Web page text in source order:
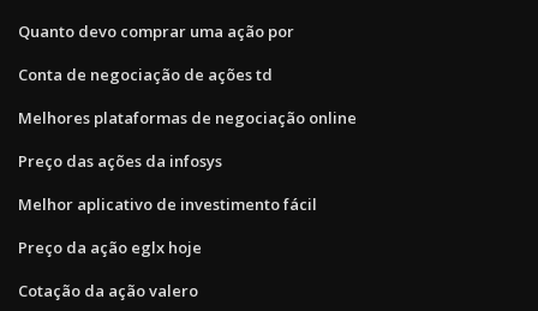
Quanto devo comprar uma ação por
Conta de negociação de ações td
Melhores plataformas de negociação online
Preço das ações da infosys
Melhor aplicativo de investimento fácil
Preço da ação eglx hoje
Cotação da ação valero